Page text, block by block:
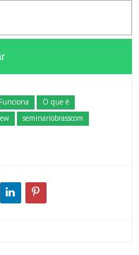
Funciona
O que é
seminariobrasscom